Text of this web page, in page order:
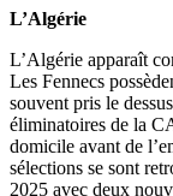
L’Algérie
L’Algérie apparaît
Les Fennecs
souvent pris le
éliminatoires de la
domicile avant de
sélections se sont
2025 avec deux